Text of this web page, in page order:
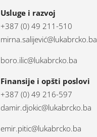
Usluge i razvoj
+387 (0) 49 211-510
mirna.salijević@lukabrcko.ba
boro.ilic@lukabrcko.ba
Finansije i opšti poslovi
+387 (0) 49 216-597
damir.djokic@lukabrcko.ba
emir.pitic@lukabrcko.ba